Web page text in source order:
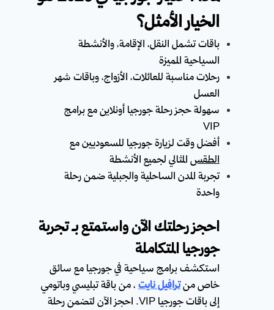
الخيار الأمثل؟
باقات تشمل النقل، الإقامة، والأنشطة
السياحية المميزة
رحلات مناسبة للعائلات، الأزواج، وباقات شهر
العسل
سهولة حجز رحلة جورجيا أونلاين مع برامج
VIP
أفضل وقت لزيارة جورجيا للسعوديين مع
الطقس المثالي لجميع الأنشطة
تجربة المدن الساحلية والجبلية ضمن رحلة
واحدة
احجز رحلتك الآن واستمتع بـ تجربة
جورجيا المتكاملة
استكشف برامج سياحية في جورجيا مع سائق
خاص منترافيل نايت ، من باقة تبليسي وباتومي
إلى باقات جورجيا VIP. احجز الآن لتضمن رحلة